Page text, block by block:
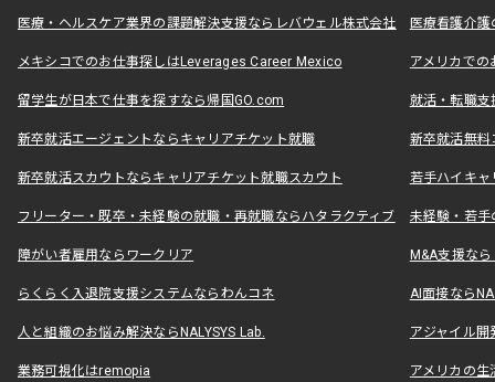
医療・ヘルスケア業界の課題解決支援ならレバウェル株式会社 医療看護介
メキシコでのお仕事探しはLeverages Career Mexico アメリカで
留学生が日本で仕事を探すなら帰国GO.com 就活・転職
新卒就活エージェントならキャリアチケット就職 新卒就活無料
新卒就活スカウトならキャリアチケット就職スカウト 若手ハイキ
フリーター・既卒・未経験の就職・再就職ならハタラクティブ 未経験・若手
障がい者雇用ならワークリア M&A支援な
らくらく入退院支援システムならわんコネ AI面接なら
人と組織のお悩み解決ならNALYSYS Lab. アジャイル
業務可視化はremopia アメリカの